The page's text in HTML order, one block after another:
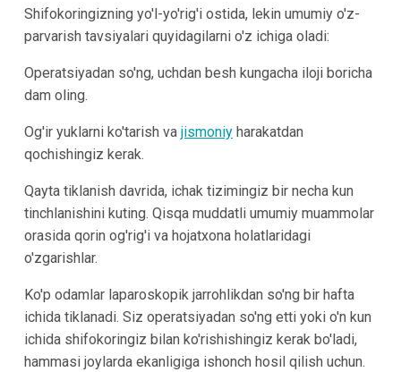
Shifokoringizning yo'l-yo'rig'i ostida, lekin umumiy o'z-
parvarish tavsiyalari quyidagilarni o'z ichiga oladi:
Operatsiyadan so'ng, uchdan besh kungacha iloji boricha
dam oling.
Og'ir yuklarni ko'tarish va jismoniyharakatdan
qochishingiz kerak.
Qayta tiklanish davrida, ichak tizimingiz bir necha kun
tinchlanishini kuting. Qisqa muddatli umumiy muammolar
orasida qorin og'rig'i va hojatxona holatlaridagi
o'zgarishlar.
Ko'p odamlar laparoskopik jarrohlikdan so'ng bir hafta
ichida tiklanadi. Siz operatsiyadan so'ng etti yoki o'n kun
ichida shifokoringiz bilan ko'rishishingiz kerak bo'ladi,
hammasi joylarda ekanligiga ishonch hosil qilish uchun.